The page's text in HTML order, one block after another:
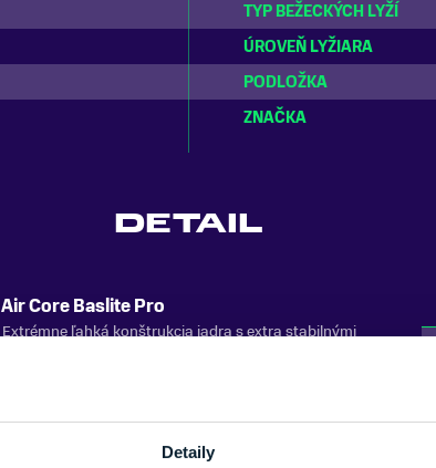
Detaily
TYP BEŽECKÝCH LYŽÍ
ÚROVEŇ LYŽIARA
PODLOŽKA
ZNAČKA
DETAIL
Air Core Baslite Pro
Extrémne ľahká konštrukcia jadra s extra stabilnými